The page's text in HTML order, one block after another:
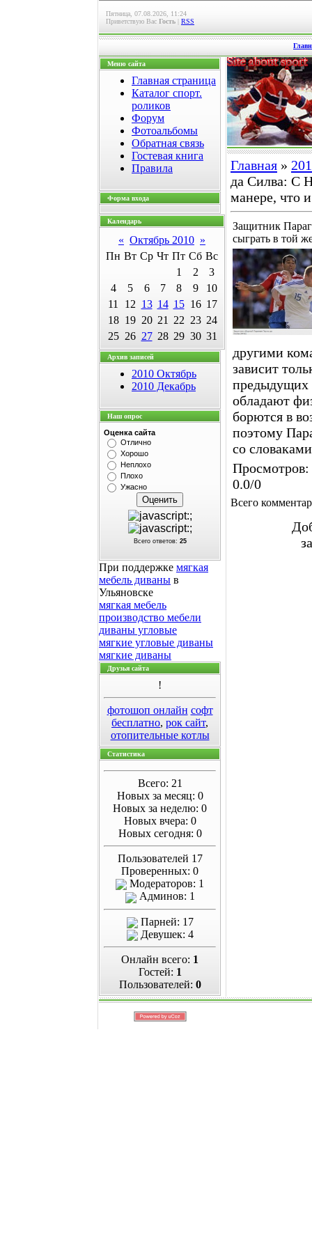
Пятница, 07.08.2026, 11:24
Приветствую Вас Гость | RSS
Меню сайта
Главная страница
Каталог спорт.
роликов
Форум
Фотоальбомы
Обратная связь
Гостевая книга
Правила
Форма входа
Календарь
« Октябрь 2010 »
Пн Вт Ср Чт Пт Сб Вс
1
2
3
4
5 6 7 8 9
10
11
12 13 14 15 16 17
18 19 20 21 22 23 24
25 26 27 28 29 30 31
Архив записей
2010 Октябрь
2010 Декабрь
Наш опрос
Оценка сайта
Отлично
Хорошо
Неплохо
Плохо
Ужасно
Всего ответов: 25
При поддержке мягкая
мебель диваны в
Ульяновске
мягкая мебель
производство мебели
диваны угловые
мягкие угловые диваны
мягкие диваны
Друзья сайта
!
фотошоп онлайн софт
бесплатно, рок сайт,
отопительные котлы
Статистика
Всего: 21
Новых за месяц: 0
Новых за неделю: 0
Новых вчера: 0
Новых сегодня: 0
Пользователей 17
Проверенных: 0
Модераторов: 1
Админов: 1
Парней: 17
Девушек: 4
Онлайн всего: 1
Гостей: 1
Пользователей: 0
Главная »
да Силва: С
манере, что
Защитник
сыграть в той
другими
зависит
предыдущих
обладают
борются в
поэтому
со
Просмотров:
0.0/0
Всего